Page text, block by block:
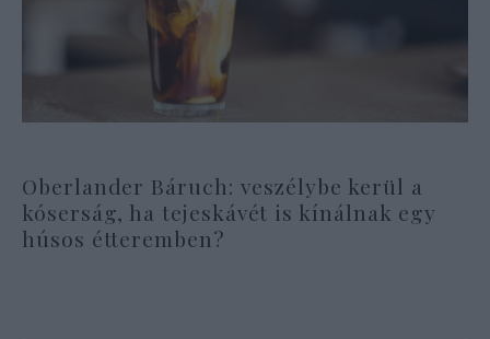
Oberlander Báruch: veszélybe kerül a
kóserság, ha tejeskávét is kínálnak egy
húsos étteremben?